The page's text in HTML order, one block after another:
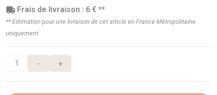
Frais de livraison : 6 € **
** Estimation pour une livraison de cet article en France Métropolitaine
uniquement.
- +